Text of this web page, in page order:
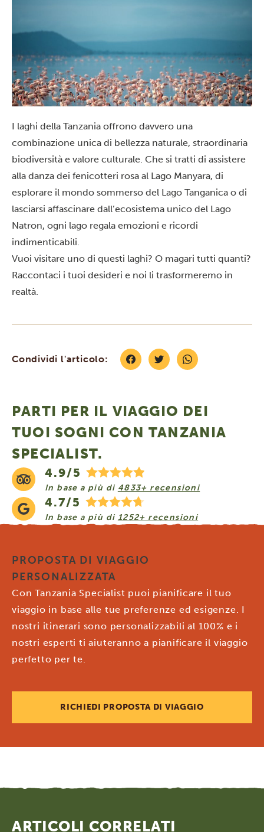
I laghi della Tanzania offrono davvero una
combinazione unica di bellezza naturale, straordinaria
biodiversità e valore culturale. Che si tratti di assistere
alla danza dei fenicotteri rosa al Lago Manyara, di
esplorare il mondo sommerso del Lago Tanganica o di
lasciarsi affascinare dall’ecosistema unico del Lago
Natron, ogni lago regala emozioni e ricordi
indimenticabili.
Vuoi visitare uno di questi laghi? O magari tutti quanti?
Raccontaci i tuoi desideri e noi li trasformeremo in
realtà.
Condividi l'articolo:
PARTI PER IL VIAGGIO DEI
TUOI SOGNI CON TANZANIA
SPECIALIST.
4.9/5
In base a più di 4833+ recensioni
4.7/5
In base a più di 1252+ recensioni
PROPOSTA DI VIAGGIO
PERSONALIZZATA
Con Tanzania Specialist puoi pianificare il tuo
viaggio in base alle tue preferenze ed esigenze. I
nostri itinerari sono personalizzabili al 100% e i
nostri esperti ti aiuteranno a pianificare il viaggio
perfetto per te.
RICHIEDI PROPOSTA DI VIAGGIO
ARTICOLI CORRELATI